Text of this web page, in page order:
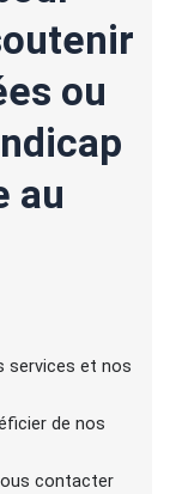
ou
au
services et nos
de nos
contacter